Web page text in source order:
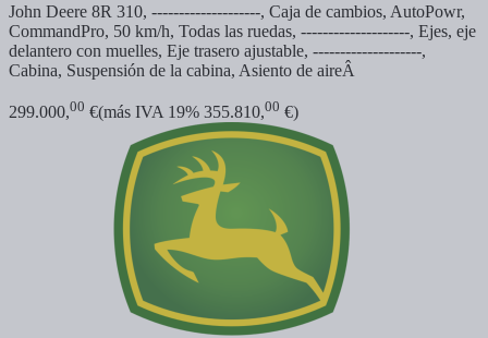
John Deere 8R 310, --------------------, Caja de cambios, AutoPowr,
CommandPro, 50 km/h, Todas las ruedas, --------------------, Ejes, eje
delantero con muelles, Eje trasero ajustable, --------------------,
Cabina, Suspensión de la cabina, Asiento de aireÂ
299.000,00 €(más IVA 19% 355.810,00 €)